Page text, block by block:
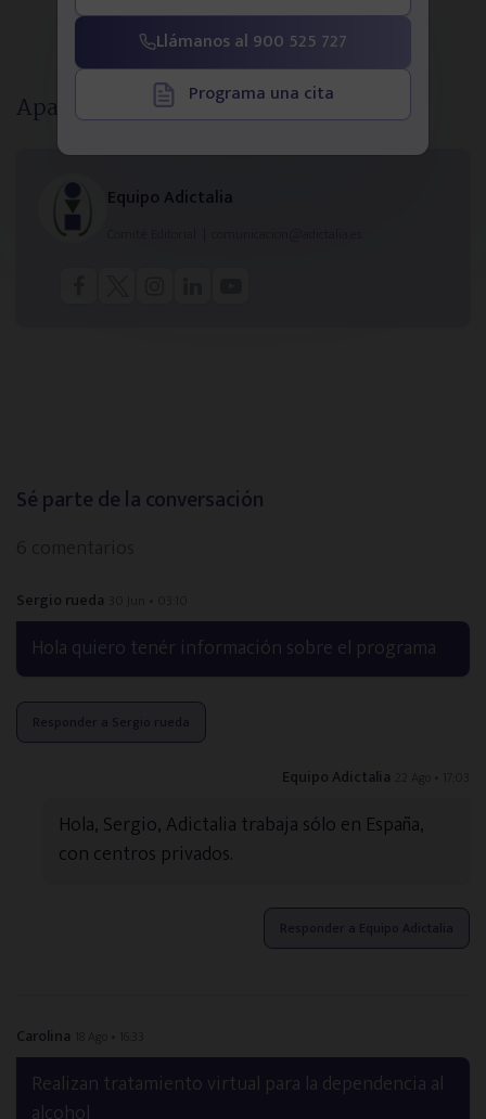
Aparece en este artículo
Equipo Adictalia
Sé parte de la conversación
Sergio rueda
Hola quiero tenér información sobre el programa
Responder a Sergio rueda
Equipo Adictalia
Hola, Sergio, Adictalia trabaja sólo en España,
con centros privados.
Responder a Equipo Adictalia
Carolina
Realizan tratamiento virtual para la dependencia al
Llámanos al 900 525 727
Programa una cita